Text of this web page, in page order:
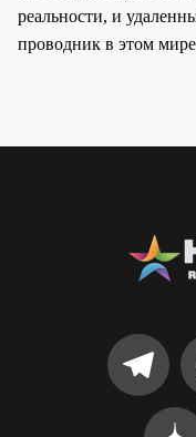
реальности, и
проводник в этом